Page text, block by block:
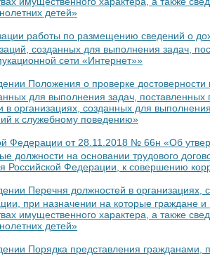
детей»
работы по размещению сведений о
созданных для выполнения задач,
сети «Интернет»»
Положения о проверке
для выполнения задач,
созданных для
к служебному поведению»
Федерации от 28.11.2018 № 66н «Об
на основании трудового
Российской Федерации, к совершению
Перечня должностей в организациях,
при назначении на которые граждане
имущественного характера, а также
детей»
Порядка представления